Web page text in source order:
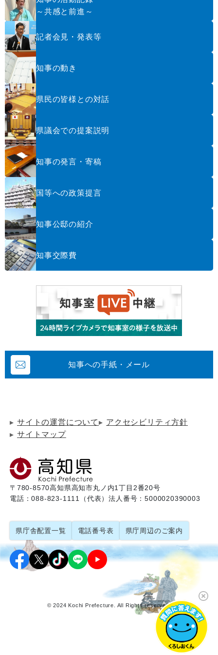
～共感と前進～
記者会見・発表等
知事の動き
県民の皆様との対話
県議会での提案説明
知事の発言・寄稿
国等への政策提言
知事公邸の紹介
知事交際費
知事への手紙・メール
サイトの運営について
アクセシビリティ方針
サイトマップ
〒780-8570高知県高知市丸ノ内1丁目2番20号
電話：088-823-1111（代表）法人番号：5000020390003
県庁舎配置一覧 電話番号表 県庁周辺のご案内
© 2024 Kochi Prefecture. All Rights reserved.